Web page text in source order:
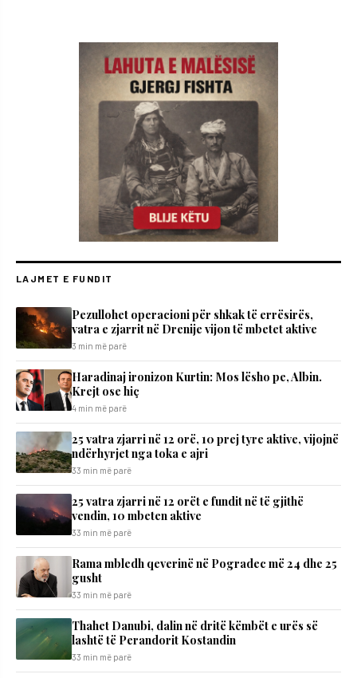
LAJMET E FUNDIT
Pezullohet operacioni për shkak të errësirës,
vatra e zjarrit në Drenije vijon të mbetet aktive
3 min më parë
Haradinaj ironizon Kurtin: Mos lësho pe, Albin.
Krejt ose hiç
4 min më parë
25 vatra zjarri në 12 orë, 10 prej tyre aktive, vijojnë
ndërhyrjet nga toka e ajri
33 min më parë
25 vatra zjarri në 12 orët e fundit në të gjithë
vendin, 10 mbeten aktive
33 min më parë
Rama mbledh qeverinë në Pogradec më 24 dhe 25
gusht
33 min më parë
Thahet Danubi, dalin në dritë këmbët e urës së
lashtë të Perandorit Kostandin
33 min më parë